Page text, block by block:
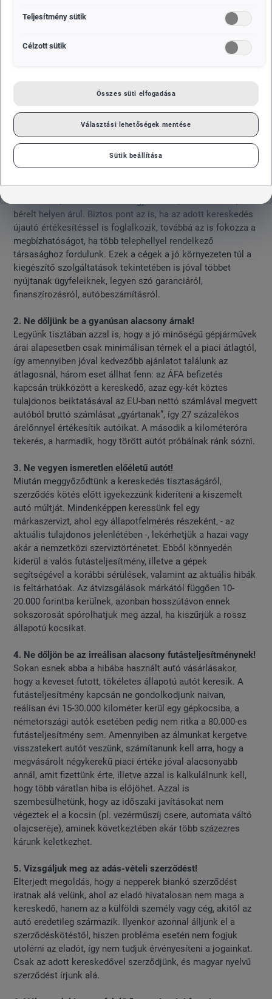
Miután definiáltuk a keretet, s kiszemeltünk több lehetséges
üzletkötéshez. Számos olyan kereskedő tevékeny a piacon,
amely a nagyobb haszon érdekében a trükközésektől sem
ijed meg, ráadásul, ha úgy alakul, ezek a cégek pillanatok
alatt felszívódnak, szavatossági vagy jótállásos igényeinket
olyan cégnél gépkocsit vásárolni, amely több éves múlttal
bérelt helyen árul. Biztos pont az is, ha az adott kereskedés
újautó értékesítéssel is foglalkozik, továbbá az is fokozza a
megbízhatóságot, ha több telephellyel rendelkező
társasághoz fordulunk. Ezek a cégek a jó környezeten túl a
kiegészítő szolgáltatások tekintetében is jóval többet
nyújtanak ügyfeleiknek, legyen szó garanciáról,
finanszírozásról, autóbeszámításról.
2. Ne dőljünk be a gyanúsan alacsony árnak!
Legyünk tisztában azzal is, hogy a jó minőségű gépjárművek
árai alapesetben csak minimálisan térnek el a piaci átlagtól,
így amennyiben jóval kedvezőbb ajánlatot találunk az
átlagosnál, három eset állhat fenn: az ÁFA befizetés
kapcsán trükközött a kereskedő, azaz egy-két köztes
tulajdonos beiktatásával az EU-ban nettó számlával megvett
autóból bruttó számlásat „gyártanak”, így 27 százalékos
árelőnnyel értékesítik autóikat. A második a kilométeróra
tekerés, a harmadik, hogy törött autót próbálnak ránk sózni.
3. Ne vegyen ismeretlen előéletű autót!
Miután meggyőződtünk a kereskedés tisztaságáról,
szerződés kötés előtt igyekezzünk kideríteni a kiszemelt
autó múltját. Mindenképpen keressünk fel egy
márkaszervizt, ahol egy állapotfelmérés részeként, - az
aktuális tulajdonos jelenlétében -, lekérhetjük a hazai vagy
akár a nemzetközi szerviztörténetet. Ebből könnyedén
kiderül a valós futásteljesítmény, illetve a gépek
segítségével a korábbi sérülések, valamint az aktuális hibák
is feltárhatóak. Az átvizsgálások márkától függően 10-
20.000 forintba kerülnek, azonban hosszútávon ennek
sokszorosát spórolhatjuk meg azzal, ha kiszűrjük a rossz
állapotú kocsikat.
4. Ne dőljön be az irreálisan alacsony futásteljesítménynek!
Sokan esnek abba a hibába használt autó vásárlásakor,
hogy a keveset futott, tökéletes állapotú autót keresik. A
futásteljesítmény kapcsán ne gondolkodjunk naivan,
reálisan évi 15-30.000 kilométer kerül egy gépkocsiba, a
németországi autók esetében pedig nem ritka a 80.000-es
futásteljesítmény sem. Amennyiben az álmunkat kergetve
visszatekert autót veszünk, számítanunk kell arra, hogy a
megvásárolt négykerekű piaci értéke jóval alacsonyabb
annál, amit fizettünk érte, illetve azzal is kalkulálnunk kell,
hogy több váratlan hiba is előjöhet. Azzal is
szembesülhetünk, hogy az időszaki javításokat nem
végeztek el a kocsin (pl. vezérműszíj csere, automata váltó
olajcseréje), aminek következtében akár több százezres
kárunk keletkezhet.
5. Vizsgáljuk meg az adás-vételi szerződést!
Elterjedt megoldás, hogy a nepperek biankó szerződést
iratnak alá velünk, ahol az eladó hivatalosan nem maga a
kereskedő, hanem az a külföldi személy vagy cég, akitől az
autó eredetileg származik. Ilyenkor azonnal álljunk el a
szerződéskötéstől, hiszen probléma esetén nem fogjuk
utolérni az eladót, így nem tudjuk érvényesíteni a jogainkat.
Csak az adott kereskedővel szerződjünk, és magyar nyelvű
szerződést írjunk alá.
Teljesítmény sütik
Célzott sütik
Összes süti elfogadása
Választási lehetőségek mentése
Sütik beállítása